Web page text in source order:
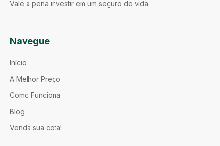
Vale a pena investir em um seguro de vida
Navegue
Início
A Melhor Preço
Como Funciona
Blog
Venda sua cota!